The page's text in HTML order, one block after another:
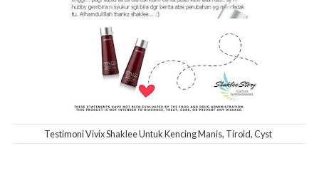
Testimoni Vivix Shaklee Untuk Kencing Manis, Tiroid, Cyst